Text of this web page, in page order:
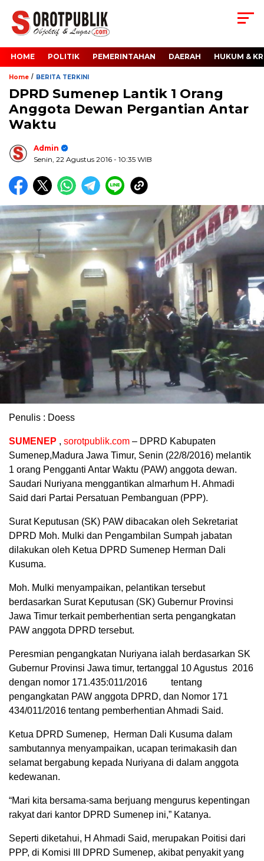
HOME POLITIK PEMERINTAHAN DAERAH HUKUM &
Home / BERITA TERKINI
DPRD Sumenep Lantik 1 Orang
Anggota Dewan Pergantian Antar
Waktu
Admin
Senin, 22 Agustus 2016 - 10:35 WIB
Penulis : Doess
SUMENEP , sorotpublik.com – DPRD Kabupaten
Sumenep,Madura Jawa Timur, Senin (22/8/2016) melantik
1 orang Pengganti Antar Waktu (PAW) anggota dewan.
Saudari Nuriyana menggantikan almarhum H. Ahmadi
Said dari Partai Persatuan Pembanguan (PPP).
Surat Keputusan (SK) PAW dibacakan oleh Sekretariat
DPRD Moh. Mulki dan Pengambilan Sumpah jabatan
dilakukan oleh Ketua DPRD Sumenep Herman Dali
Kusuma.
Moh. Mulki menyampaikan, pelantikan tersebut
berdasarkan Surat Keputusan (SK) Gubernur Provinsi
Jawa Timur terkait pemberhentian serta pengangkatan
PAW anggota DPRD tersebut.
Peresmian pengangkatan Nuriyana ialah berdasarkan SK
Gubernur Provinsi Jawa timur, tertanggal 10 Agustus 2016
dengan nomor 171.435:011/2016 tentang
pengangkatan PAW anggota DPRD, dan Nomor 171
434/011/2016 tentang pemberhentian Ahmadi Said.
Ketua DPRD Sumenep, Herman Dali Kusuma dalam
sambutannya menyampaikan, ucapan terimakasih dan
selamat bergabung kepada Nuriyana di dalam anggota
kedewanan.
“Mari kita bersama-sama berjuang mengurus kepentingan
rakyat dari kantor DPRD Sumenep ini,” Katanya.
Seperti diketahui, H Ahmadi Said, merupakan Poitisi dari
PPP, di Komisi III DPRD Sumenep, akibat penyakit yang